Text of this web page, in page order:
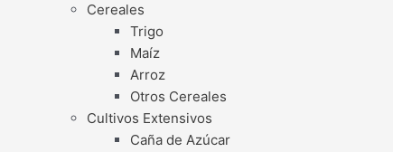
Cereales
Trigo
Maíz
Arroz
Otros Cereales
Cultivos Extensivos
Caña de Azúcar